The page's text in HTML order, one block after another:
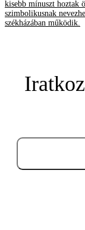
kisebb mínuszt hoztak
szimbolikusnak
székházában működik.